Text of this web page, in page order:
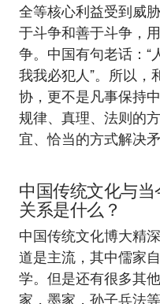
全等核心利益受到威
于斗争和善于斗争，
争。中国有句老话：“
我我必犯人”。所以，
协，更不是凡事保持
规律、真理、法则的
宜、恰当的方式解决矛
中国传统文化与
关系是什么？
中国传统文化博大精
道是主流，其中儒家
学。但是还有很多其
家，墨家，孙子兵法